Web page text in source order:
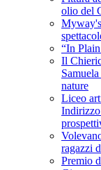
olio del
“In
Il
nature
Liceo
ragazzi
Premio